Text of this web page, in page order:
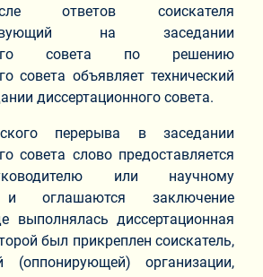
ответов соискателя
на заседании
совета по решению
совета объявляет технический
диссертационного совета.
перерыва в заседании
совета слово предоставляется
или научному
и оглашаются заключение
выполнялась диссертационная
был прикреплен соискатель,
(оппонирующей) организации,